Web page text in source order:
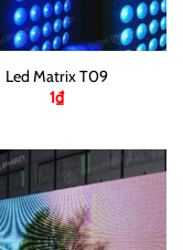
Led Matrix T09
1₫